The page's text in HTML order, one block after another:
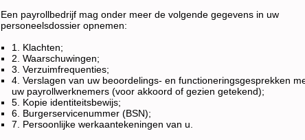
Een payrollbedrijf mag onder meer de volgende gegevens in uw
personeelsdossier opnemen:
1. Klachten;
2. Waarschuwingen;
3. Verzuimfrequenties;
4. Verslagen van uw beoordelings- en functioneringsgesprekken
uw payrollwerknemers (voor akkoord of gezien getekend);
5. Kopie identiteitsbewijs;
6. Burgerservicenummer (BSN);
7. Persoonlijke werkaantekeningen van u.